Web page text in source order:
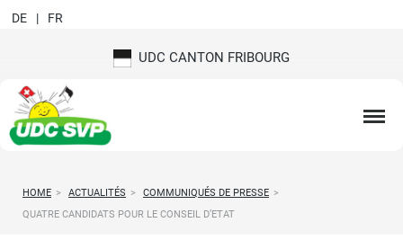
UDC CANTON FRIBOURG
DE FR
HOME > ACTUALITÉS > COMMUNIQUÉS DE PRESSE >
QUATRE CANDIDATS POUR LE CONSEIL D’ETAT